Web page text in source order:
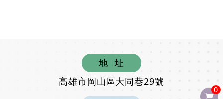
0
地
址
高雄市岡山區大同巷29號